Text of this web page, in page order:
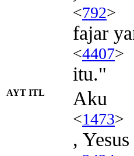
<792>
fajar
<4407>
itu."
AYT ITL Aku
<1473>
, Yesus